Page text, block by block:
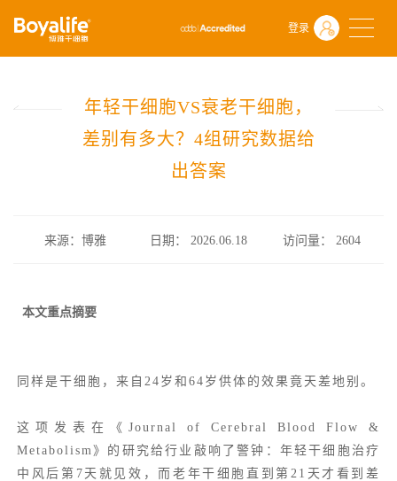
登录
首页 什么是干细胞
前沿动态
年轻干细胞VS衰老干细胞，差别有多大？4组研究数据给出答案
年轻干细胞VS衰老干细胞，
差别有多大？4组研究数据给
出答案
来源：博雅 日期： 2026.06.18 访问量：2604
本文重点摘要
同样是干细胞，来自24岁和64岁供体的效果竟天差地别。
这项发表在《Journal of Cerebral Blood Flow &
Metabolism》的研究给行业敲响了警钟：年轻干细胞治疗
中风后第7天就见效，而老年干细胞直到第21天才看到差